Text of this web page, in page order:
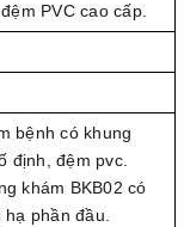
PVC cao cấp.
bệnh có khung
định, đệm pvc.
khám BKB02 có
phần đầu.